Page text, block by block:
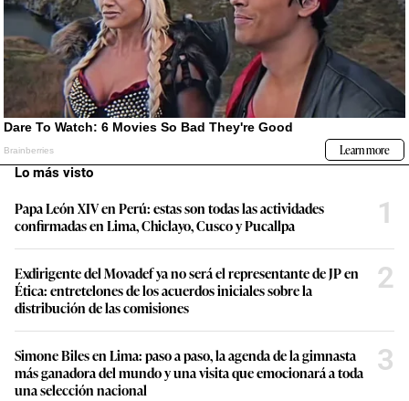
Lo más visto
Papa León XIV en Perú: estas son todas las actividades
confirmadas en Lima, Chiclayo, Cusco y Pucallpa
1
Exdirigente del Movadef ya no será el representante de JP en
Ética: entretelones de los acuerdos iniciales sobre la
distribución de las comisiones
2
Simone Biles en Lima: paso a paso, la agenda de la gimnasta
más ganadora del mundo y una visita que emocionará a toda
una selección nacional
3